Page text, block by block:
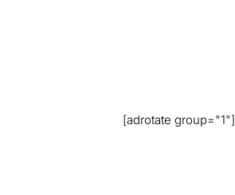
[adrotate group="1"]